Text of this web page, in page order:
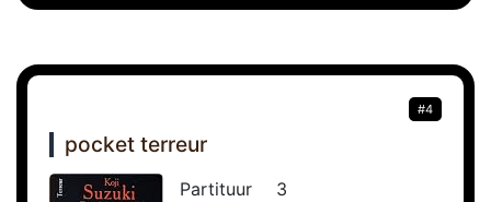
#4
pocket terreur
Partituur
3